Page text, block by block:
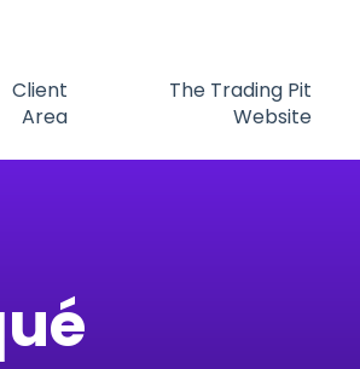
de Mostrar submenú de
Client
Area
The Trading Pit
Website